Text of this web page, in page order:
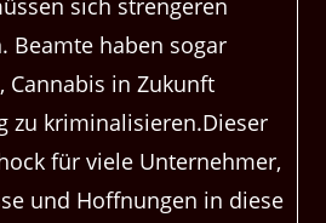
sich strengeren
Beamte haben sogar
Cannabis in Zukunft
zu kriminalisieren.Dieser
für viele Unternehmer,
und Hoffnungen in diese